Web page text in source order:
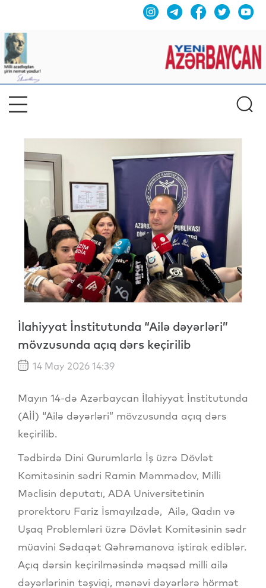
İlahiyyat İnstitutunda “Ailə dəyərləri”
mövzusunda açıq dərs keçirilib
14 May 2026 14:39
Mayın 14-də Azərbaycan İlahiyyat İnstitutunda
(Aİİ) “Ailə dəyərləri” mövzusunda açıq dərs
keçirilib.
Tədbirdə Dini Qurumlarla İş üzrə Dövlət
Komitəsinin sədri Ramin Məmmədov, Milli
Məclisin deputatı, ADA Universitetinin
prorektoru Fariz İsmayılzadə, Ailə, Qadın və
Uşaq Problemləri üzrə Dövlət Komitəsinin sədr
müavini Sədaqət Qəhrəmanova iştirak ediblər.
Açıq dərsin keçirilməsində məqsəd milli ailə
dəyərlərinin təşviqi, mənəvi dəyərlərə hörmət